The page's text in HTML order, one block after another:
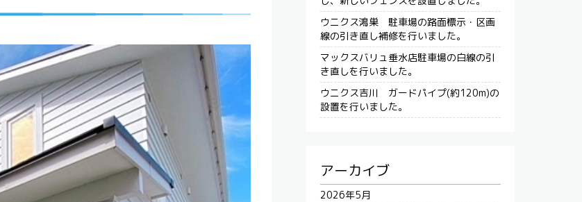
ウニクス鴻巣 駐車場の路面標示・区画
線の引き直し補修を行いました。
マックスバリュ垂水店駐車場の白線の引
き直しを行いました。
ウニクス吉川 ガードパイプ(約120m)の
設置を行いました。
アーカイブ
2026年5月